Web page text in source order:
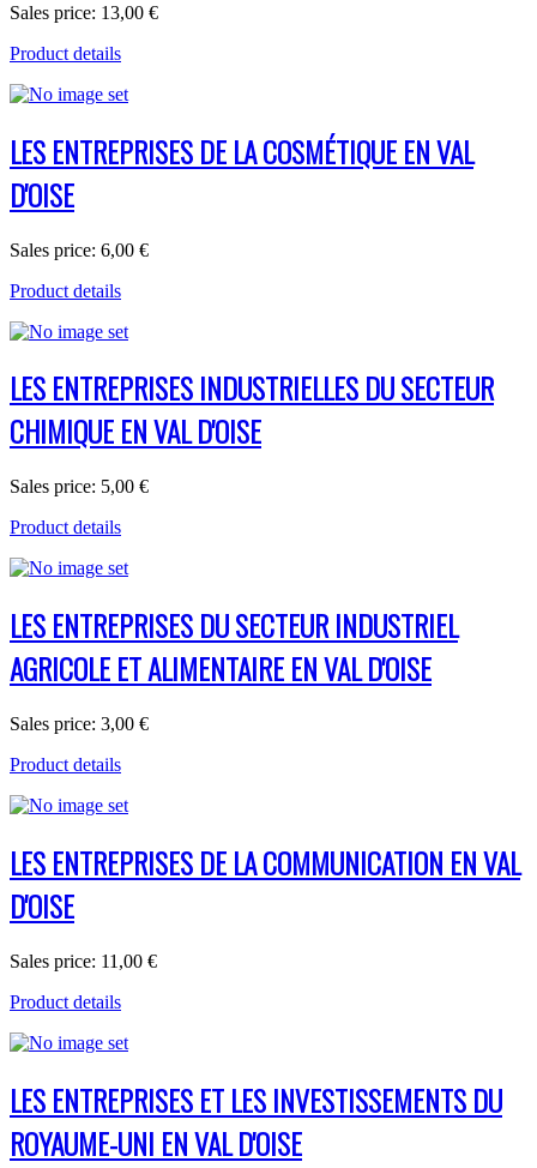
Sales price: 13,00 €
Product details
LES ENTREPRISES DE LA COSMÉTIQUE EN VAL
D'OISE
Sales price: 6,00 €
Product details
LES ENTREPRISES INDUSTRIELLES DU SECTEUR
CHIMIQUE EN VAL D'OISE
Sales price: 5,00 €
Product details
LES ENTREPRISES DU SECTEUR INDUSTRIEL
AGRICOLE ET ALIMENTAIRE EN VAL D'OISE
Sales price: 3,00 €
Product details
LES ENTREPRISES DE LA COMMUNICATION EN VAL
D'OISE
Sales price: 11,00 €
Product details
LES ENTREPRISES ET LES INVESTISSEMENTS DU
ROYAUME-UNI EN VAL D'OISE